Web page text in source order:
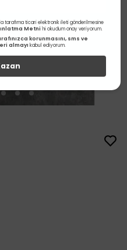
tarafıma ticari elektronik ileti gönderilmesine
Metni 'ni okudum onay veriyorum.
korunmasını, sms ve
almayı kabul ediyorum.